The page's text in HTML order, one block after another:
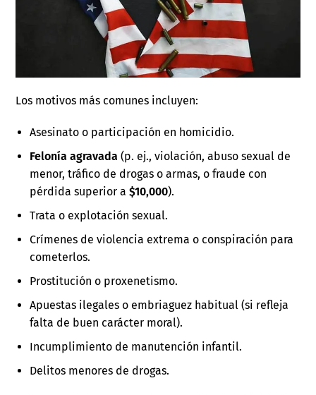
Los motivos más comunes incluyen:
Asesinato o participación en homicidio.
Felonía agravada (p. ej., violación, abuso sexual de
menor, tráfico de drogas o armas, o fraude con
pérdida superior a$10,000).
Trata o explotación sexual.
Crímenes de violencia extrema o conspiración para
cometerlos.
Prostitución o proxenetismo.
Apuestas ilegales o embriaguez habitual (si refleja
falta de buen carácter moral).
Incumplimiento de manutención infantil.
Delitos menores de drogas.